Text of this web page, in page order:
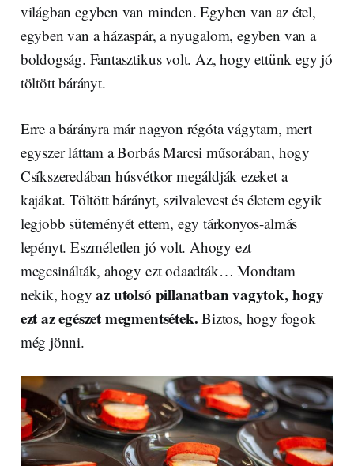
világban egyben van minden. Egyben van az étel,
egyben van a házaspár, a nyugalom, egyben van a
boldogság. Fantasztikus volt. Az, hogy ettünk egy jó
töltött bárányt.
Erre a bárányra már nagyon régóta vágytam, mert
egyszer láttam a Borbás Marcsi műsorában, hogy
Csíkszeredában húsvétkor megáldják ezeket a
kajákat. Töltött bárányt, szilvalevest és életem egyik
legjobb süteményét ettem, egy tárkonyos-almás
lepényt. Eszméletlen jó volt. Ahogy ezt
megcsinálták, ahogy ezt odaadták… Mondtam
nekik, hogyaz utolsó pillanatban vagytok, hogy
ezt az egészet megmentsétek. Biztos, hogy fogok
még jönni.